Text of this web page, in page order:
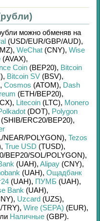
можно обменяв на
(USD/EUR/GBP/AUD),
, WeChat (CNY), Wise
(AVAX),
Coin (BEP20), Bitcoin
, Bitcoin SV (BSV),
, Cosmos (ATOM), Dash
(ETH/BEP20),
, Litecoin (LTC), Monero
(DOT), Polygon
(SHIB/ERC20/BEP20),
NEAR/POLYGON), Tezos
, True USD (TUSD),
BEP20/SOL/POLYGON),
(UAH), Alipay (CNY),
(UAH), Ощадбанк
(UAH), ПУМБ (UAH),
Bank (UAH),
, Uzcard (UZS),
TRY), Wire (SEPA) (EUR),
Наличные (GBP).